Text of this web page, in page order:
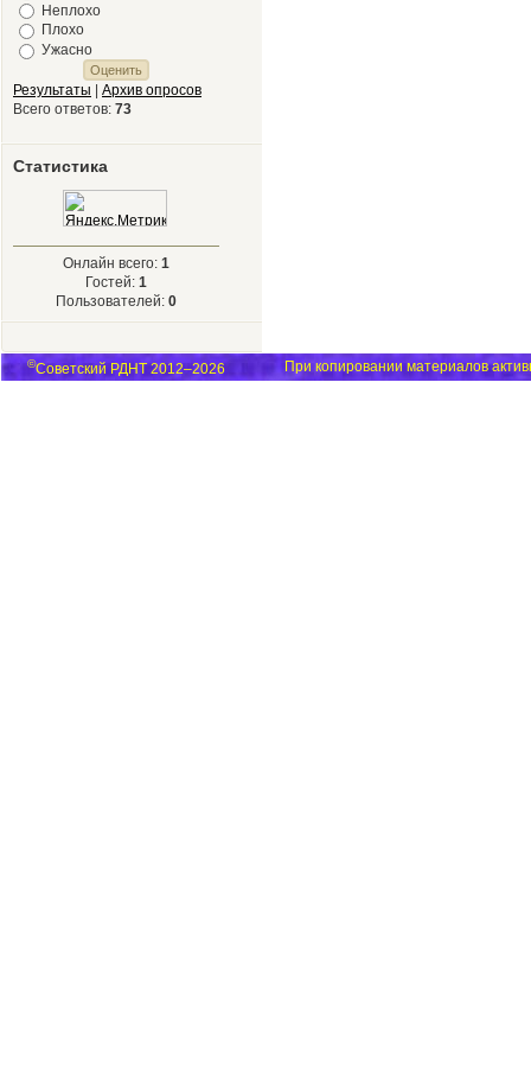
Неплохо
Плохо
Ужасно
Результаты
Архив опросов
Всего ответов: 73
Статистика
Онлайн всего: 1
Гостей: 1
Пользователей: 0
©Советский РДНТ 2012–2026 При копировании материалов